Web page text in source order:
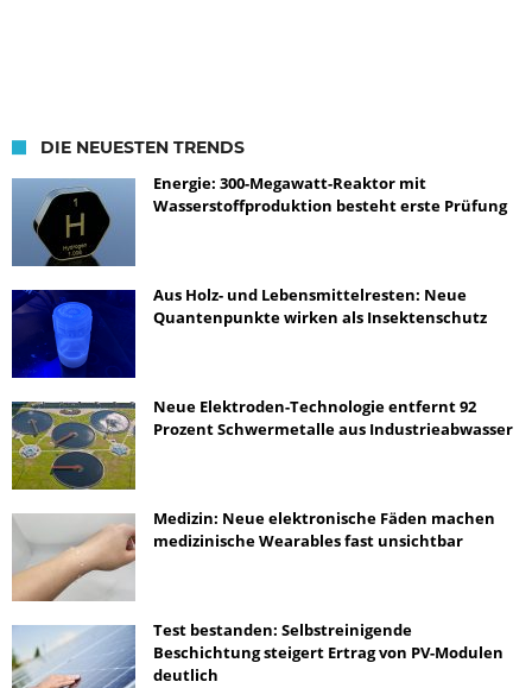
DIE NEUESTEN TRENDS
Energie: 300-Megawatt-Reaktor mit
Wasserstoffproduktion besteht erste Prüfung
Aus Holz- und Lebensmittelresten: Neue
Quantenpunkte wirken als Insektenschutz
Neue Elektroden-Technologie entfernt 92
Prozent Schwermetalle aus Industrieabwasser
Medizin: Neue elektronische Fäden machen
medizinische Wearables fast unsichtbar
Test bestanden: Selbstreinigende
Beschichtung steigert Ertrag von PV-Modulen
deutlich